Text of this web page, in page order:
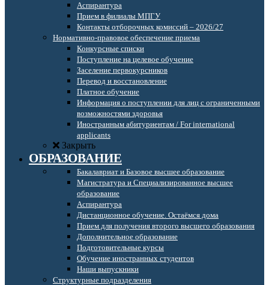
Аспирантура
Прием в филиалы МПГУ
Контакты отборочных комиссий – 2026/27
Нормативно-правовое обеспечение приема
Конкурсные списки
Поступление на целевое обучение
Заселение первокурсников
Перевод и восстановление
Платное обучение
Информация о поступлении для лиц с ограниченными
возможностями здоровья
Иностранным абитуриентам / For international
applicants
Закрыть
ОБРАЗОВАНИЕ
Бакалавриат и Базовое высшее образование
Магистратура и Специализированное высшее
образование
Аспирантура
Дистанционное обучение. Остаёмся дома
Прием для получения второго высшего образования
Дополнительное образование
Подготовительные курсы
Обучение иностранных студентов
Наши выпускники
Структурные подразделения